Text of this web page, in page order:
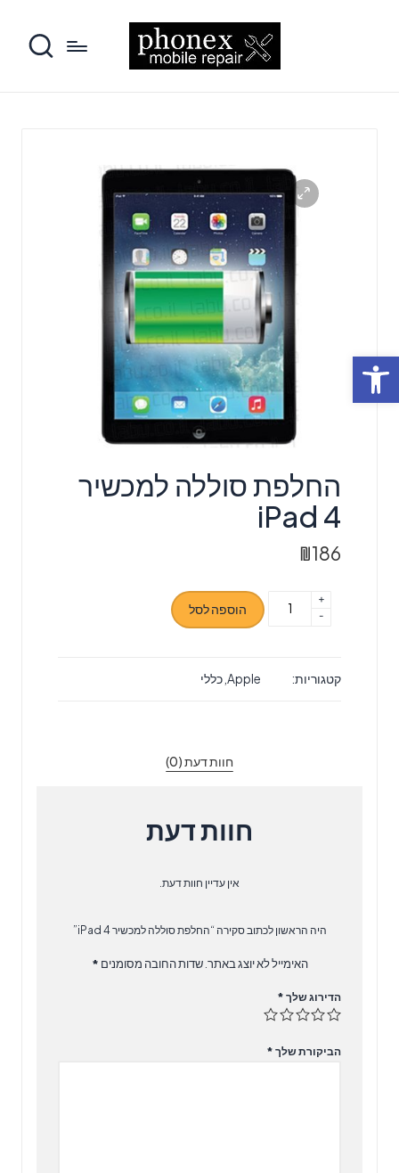
פתח סרגל נגישות
החלפת סוללה למכשיר
iPad 4
₪186
כמות
למכשיר
-
+
הוספה לסל
קטגוריות: Apple כללי
חוות דעת (0)
חוות דעת
אין עדיין חוות דעת.
היה הראשון לכתוב סקירה “החלפת סוללה למכשיר iPad 4”
האימייל לא יוצג באתר. שדות החובה מסומנים *
הדירוג שלך *
הביקורת שלך *